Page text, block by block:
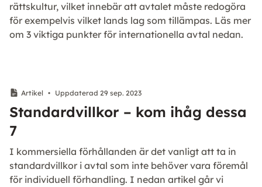
rättskultur, vilket innebär att avtalet måste redogöra
för exempelvis vilket lands lag som tillämpas. Läs mer
om 3 viktiga punkter för internationella avtal nedan.
Artikel • Uppdaterad 29 sep. 2023
Standardvillkor – kom ihåg dessa
7
I kommersiella förhållanden är det vanligt att ta in
standardvillkor i avtal som inte behöver vara föremål
för individuell förhandling. I nedan artikel går vi